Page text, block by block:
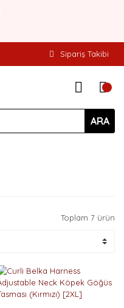
Sipariş Takibi
ARA
Toplam 7 ürün